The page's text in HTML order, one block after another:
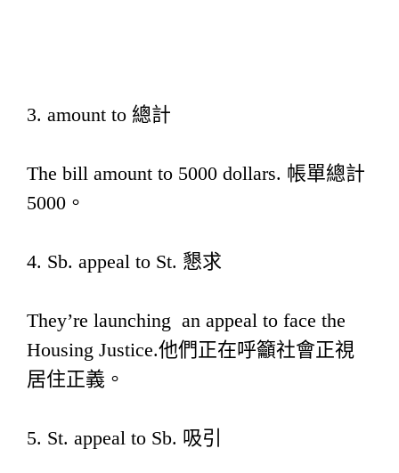
3. amount to 總計
The bill amount to 5000 dollars. 帳單總計
5000。
4. Sb. appeal to St. 懇求
They’re launching an appeal to face the
Housing Justice.他們正在呼籲社會正視
居住正義。
5. St. appeal to Sb. 吸引